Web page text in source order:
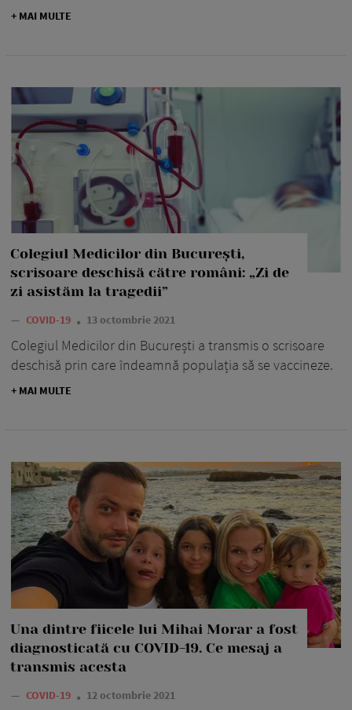
+ MAI MULTE
Colegiul Medicilor din București,
scrisoare deschisă către români: „Zi de
zi asistăm la tragedii”
— COVID-19 13 octombrie 2021
Colegiul Medicilor din București a transmis o scrisoare
deschisă prin care îndeamnă populația să se vaccineze.
+ MAI MULTE
Una dintre fiicele lui Mihai Morar a fost
diagnosticată cu COVID-19. Ce mesaj a
transmis acesta
— COVID-19 12 octombrie 2021